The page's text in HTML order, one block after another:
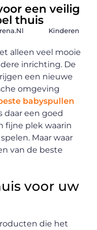
een veilig
thuis
Kinderen
alleen veel mooie
inrichting. De
een nieuwe
omgeving
babyspullen
daar een goed
fijne plek waarin
Maar waar
van de beste
voor uw
die het